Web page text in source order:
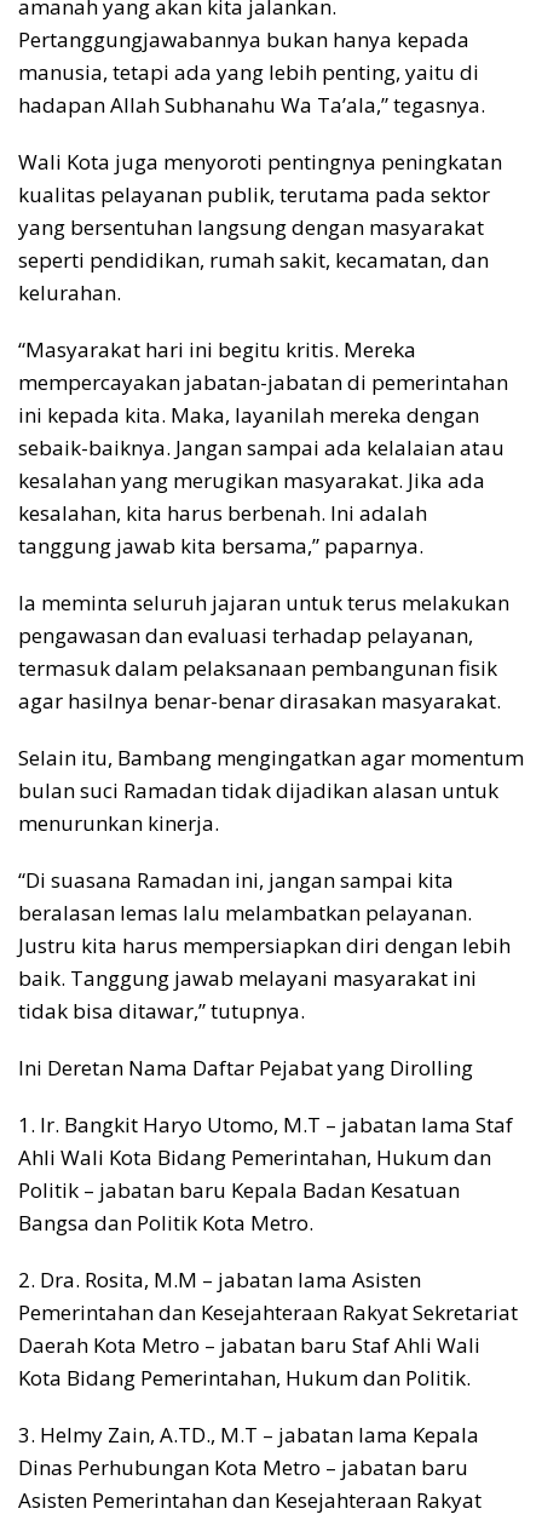
amanah yang akan kita jalankan.
Pertanggungjawabannya bukan hanya kepada
manusia, tetapi ada yang lebih penting, yaitu di
hadapan Allah Subhanahu Wa Ta’ala,” tegasnya.
Wali Kota juga menyoroti pentingnya peningkatan
kualitas pelayanan publik, terutama pada sektor
yang bersentuhan langsung dengan masyarakat
seperti pendidikan, rumah sakit, kecamatan, dan
kelurahan.
“Masyarakat hari ini begitu kritis. Mereka
mempercayakan jabatan-jabatan di pemerintahan
ini kepada kita. Maka, layanilah mereka dengan
sebaik-baiknya. Jangan sampai ada kelalaian atau
kesalahan yang merugikan masyarakat. Jika ada
kesalahan, kita harus berbenah. Ini adalah
tanggung jawab kita bersama,” paparnya.
Ia meminta seluruh jajaran untuk terus melakukan
pengawasan dan evaluasi terhadap pelayanan,
termasuk dalam pelaksanaan pembangunan fisik
agar hasilnya benar-benar dirasakan masyarakat.
Selain itu, Bambang mengingatkan agar momentum
bulan suci Ramadan tidak dijadikan alasan untuk
menurunkan kinerja.
“Di suasana Ramadan ini, jangan sampai kita
beralasan lemas lalu melambatkan pelayanan.
Justru kita harus mempersiapkan diri dengan lebih
baik. Tanggung jawab melayani masyarakat ini
tidak bisa ditawar,” tutupnya.
Ini Deretan Nama Daftar Pejabat yang Dirolling
1. Ir. Bangkit Haryo Utomo, M.T – jabatan lama Staf
Ahli Wali Kota Bidang Pemerintahan, Hukum dan
Politik – jabatan baru Kepala Badan Kesatuan
Bangsa dan Politik Kota Metro.
2. Dra. Rosita, M.M – jabatan lama Asisten
Pemerintahan dan Kesejahteraan Rakyat Sekretariat
Daerah Kota Metro – jabatan baru Staf Ahli Wali
Kota Bidang Pemerintahan, Hukum dan Politik.
3. Helmy Zain, A.TD., M.T – jabatan lama Kepala
Dinas Perhubungan Kota Metro – jabatan baru
Asisten Pemerintahan dan Kesejahteraan Rakyat